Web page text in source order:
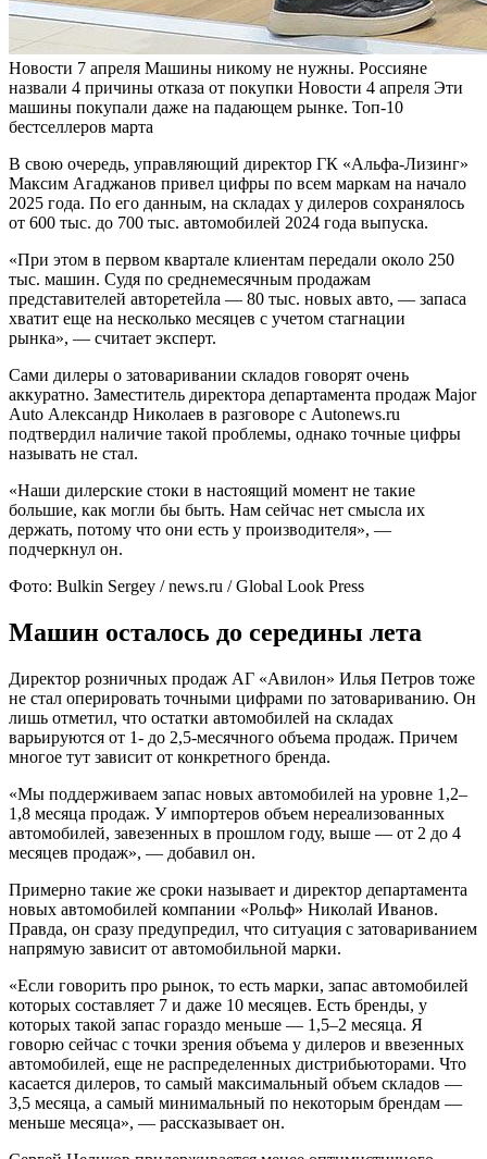
Новости 7 апреля Машины никому не нужны. Россияне
назвали 4 причины отказа от покупки Новости 4 апреля Эти
машины покупали даже на падающем рынке. Топ-10
бестселлеров марта
В свою очередь, управляющий директор ГК «Альфа-Лизинг»
Максим Агаджанов привел цифры по всем маркам на начало
2025 года. По его данным, на складах у дилеров сохранялось
от 600 тыс. до 700 тыс. автомобилей 2024 года выпуска.
«При этом в первом квартале клиентам передали около 250
тыс. машин. Судя по среднемесячным продажам
представителей авторетейла — 80 тыс. новых авто, — запаса
хватит еще на несколько месяцев с учетом стагнации
рынка», — считает эксперт.
Сами дилеры о затоваривании складов говорят очень
аккуратно. Заместитель директора департамента продаж Major
Auto Александр Николаев в разговоре с Autonews.ru
подтвердил наличие такой проблемы, однако точные цифры
называть не стал.
«Наши дилерские стоки в настоящий момент не такие
большие, как могли бы быть. Нам сейчас нет смысла их
держать, потому что они есть у производителя», —
подчеркнул он.
Фото: Bulkin Sergey / news.ru / Global Look Press
Машин осталось до середины лета
Директор розничных продаж АГ «Авилон» Илья Петров тоже
не стал оперировать точными цифрами по затовариванию. Он
лишь отметил, что остатки автомобилей на складах
варьируются от 1- до 2,5-месячного объема продаж. Причем
многое тут зависит от конкретного бренда.
«Мы поддерживаем запас новых автомобилей на уровне 1,2–
1,8 месяца продаж. У импортеров объем нереализованных
автомобилей, завезенных в прошлом году, выше — от 2 до 4
месяцев продаж», — добавил он.
Примерно такие же сроки называет и директор департамента
новых автомобилей компании «Рольф» Николай Иванов.
Правда, он сразу предупредил, что ситуация с затовариванием
напрямую зависит от автомобильной марки.
«Если говорить про рынок, то есть марки, запас автомобилей
которых составляет 7 и даже 10 месяцев. Есть бренды, у
которых такой запас гораздо меньше — 1,5–2 месяца. Я
говорю сейчас с точки зрения объема у дилеров и ввезенных
автомобилей, еще не распределенных дистрибьюторами. Что
касается дилеров, то самый максимальный объем складов —
3,5 месяца, а самый минимальный по некоторым брендам —
меньше месяца», — рассказывает он.